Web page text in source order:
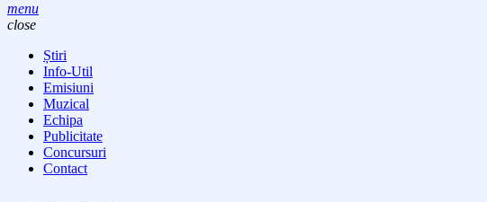
menu
close
Știri
Info-Util
Emisiuni
Muzical
Echipa
Publicitate
Concursuri
Contact